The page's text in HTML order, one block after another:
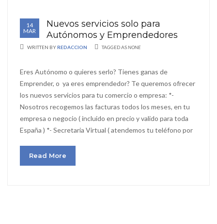
14
MAR
Nuevos servicios solo para
Autónomos y Emprendedores
WRITTEN BYREDACCION TAGGED ASNONE
Eres Autónomo o quieres serlo? Tienes ganas de
Emprender, o ya eres emprendedor? Te queremos ofrecer
los nuevos servicios para tu comercio o empresa: *-
Nosotros recogemos las facturas todos los meses, en tu
empresa o negocio ( incluido en precio y valido para toda
España ) *- Secretaria Virtual ( atendemos tu teléfono por
Read More